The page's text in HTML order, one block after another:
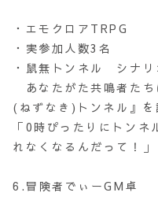
・エモクロアTRPG
・実参加人数3名
・鼠無トンネル シナ
あなたがた共鳴者たち
(ねずなき)トンネル』を
「0時ぴったりにトン
れなくなるんだって！」
6.冒険者でぃーGM卓